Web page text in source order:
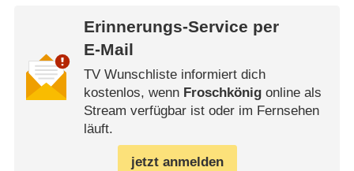
Erinnerungs-Service per
E-Mail
TV Wunschliste informiert dich
kostenlos, wenn Froschkönigonline als
Stream verfügbar ist oder im Fernsehen
läuft.
jetzt anmelden